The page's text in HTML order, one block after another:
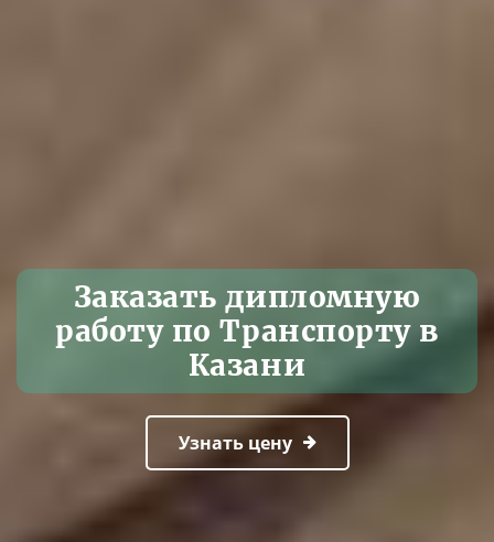
Заказать дипломную
работу по Транспорту в
Казани
Узнать цену